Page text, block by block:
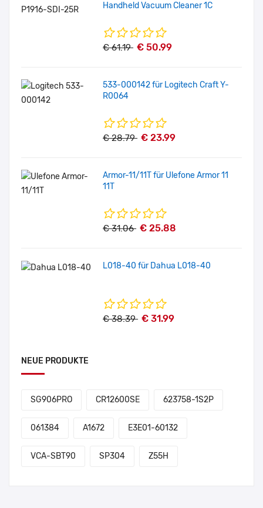
Handheld Vacuum Cleaner 1C
€ 61.19 € 50.99
533-000142 für Logitech Craft Y-
R0064
€ 28.79 € 23.99
Armor-11/11T für Ulefone Armor 11
11T
€ 31.06 € 25.88
L018-40 für Dahua L018-40
€ 38.39 € 31.99
NEUE PRODUKTE
SG906PRO CR12600SE 623758-1S2P
061384 A1672 E3E01-60132
VCA-SBT90 SP304 Z55H